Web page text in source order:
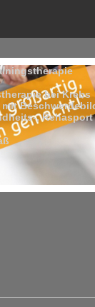
bei Krebs
, Rehasport